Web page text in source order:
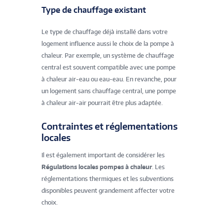
Type de chauffage existant
Le type de chauffage déjà installé dans votre
logement influence aussi le choix de la pompe à
chaleur. Par exemple, un système de chauffage
central est souvent compatible avec une pompe
à chaleur air-eau ou eau-eau. En revanche, pour
un logement sans chauffage central, une pompe
à chaleur air-air pourrait être plus adaptée.
Contraintes et réglementations
locales
Il est également important de considérer les
Régulations locales pompes à chaleur. Les
réglementations thermiques et les subventions
disponibles peuvent grandement affecter votre
choix.